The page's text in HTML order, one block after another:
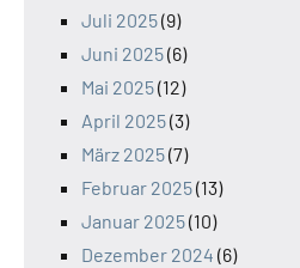
Juli 2025(9)
Juni 2025(6)
Mai 2025(12)
April 2025(3)
März 2025(7)
Februar 2025(13)
Januar 2025(10)
Dezember 2024 (6)